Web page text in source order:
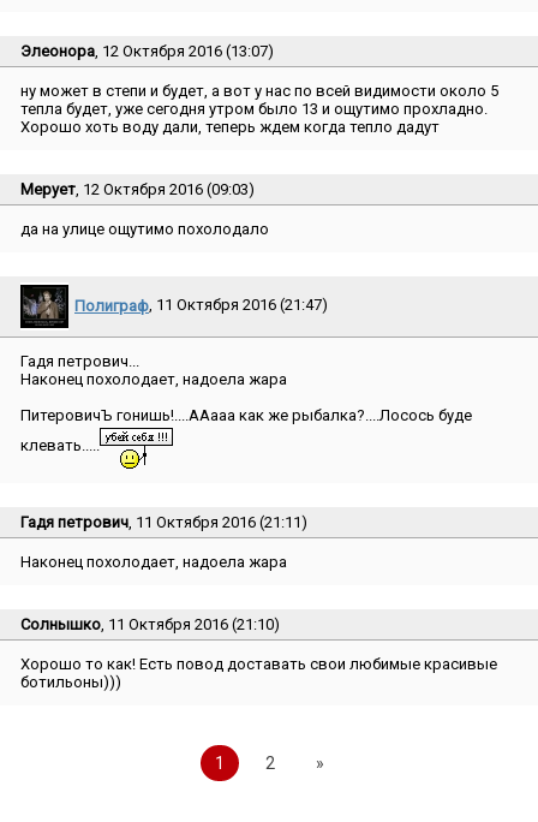
Элеонора, 12 Октября 2016 (13:07)
ну может в степи и будет, а вот у нас по всей видимости около 5
тепла будет, уже сегодня утром было 13 и ощутимо прохладно.
Хорошо хоть воду дали, теперь ждем когда тепло дадут
Мерует, 12 Октября 2016 (09:03)
да на улице ощутимо похолодало
Полиграф, 11 Октября 2016 (21:47)
Гадя петрович...
Наконец похолодает, надоела жара
ПитеровичЪ гонишь!....ААааа как же рыбалка?....Лосось буде
клевать.....
Гадя петрович, 11 Октября 2016 (21:11)
Наконец похолодает, надоела жара
Солнышко, 11 Октября 2016 (21:10)
Хорошо то как! Есть повод доставать свои любимые красивые
ботильоны)))
1 2 »